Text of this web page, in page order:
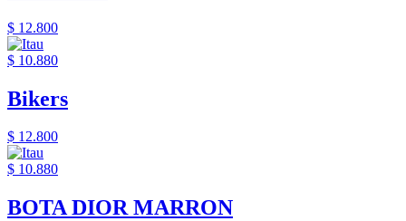
$ 12.800
$ 10.880
Bikers
$ 12.800
$ 10.880
BOTA DIOR MARRON